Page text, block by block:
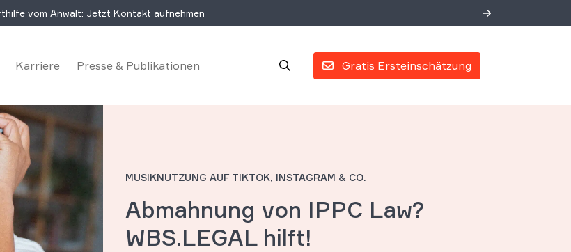
vom Anwalt: Jetzt Kontakt aufnehmen
Gratis Ersteinschätzung
Karriere Presse & Publikationen
MUSIKNUTZUNG AUF TIKTOK, INSTAGRAM & CO.
Abmahnung von IPPC Law?
WBS.LEGAL hilft!